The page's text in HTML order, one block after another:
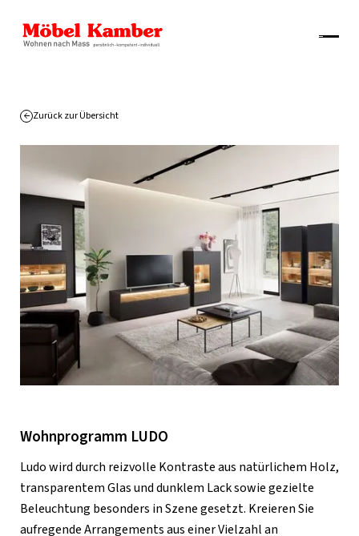
Zurück zur Übersicht
Wohnprogramm LUDO
Ludo wird durch reizvolle Kontraste aus natürlichem Holz,
transparentem Glas und dunklem Lack sowie gezielte
Beleuchtung besonders in Szene gesetzt. Kreieren Sie
aufregende Arrangements aus einer Vielzahl an